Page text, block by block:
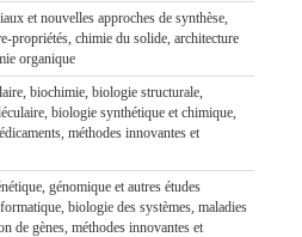
et nouvelles approches de synthèse,
propriétés, chimie du solide, architecture
organique
biochimie, biologie structurale,
biologie synthétique et chimique,
méthodes innovantes et
génomique et autres études
biologie des systèmes, maladies
de gènes, méthodes innovantes et